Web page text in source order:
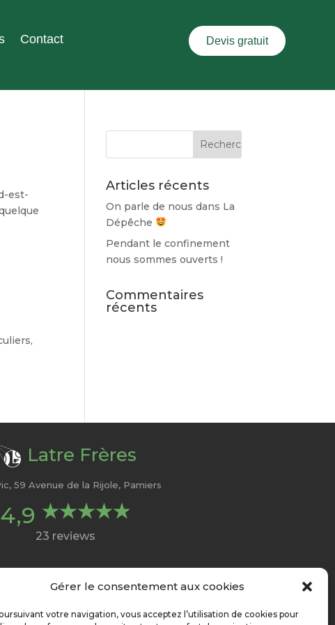
Gérer le consentement aux cookies
votre navigation, vous acceptez l’utilisation de cookies pour
Contact Devis gratuit
est-
Articles récents
On parle de nous dans La
Dépêche
Pendant le confinement
nous sommes ouverts !
Commentaires
récents
Latre Frères
59 Avenue de la Rijole, Pamiers
4,9
23 reviews